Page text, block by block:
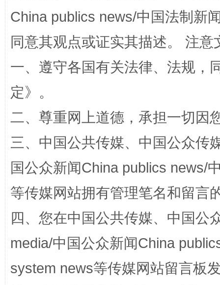
站台名比不上好声名
China publics news/中国法制新
同意其观点或证实其描述。 注
一、遵守各国有关法律、法规，
定》。
二、尊重网上道德，承担一切因
三、中国公共传媒、中国公众传
国公众新闻China publics news/
等传媒网站拥有管理笔名和留言
四、您在中国公共传媒、中国公
media/中国公众新闻China
system news等传媒网站留言板